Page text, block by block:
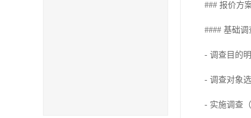
### 报价方
#### 基础调
- 调查目的
- 调查对象
- 实施调查